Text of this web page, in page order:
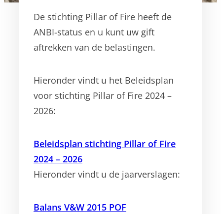
De stichting Pillar of Fire heeft de
ANBI-status en u kunt uw gift
aftrekken van de belastingen.
Hieronder vindt u het Beleidsplan
voor stichting Pillar of Fire 2024 –
2026:
Beleidsplan stichting Pillar of Fire
2024 – 2026
Hieronder vindt u de jaarverslagen:
Balans V&W 2015 POF